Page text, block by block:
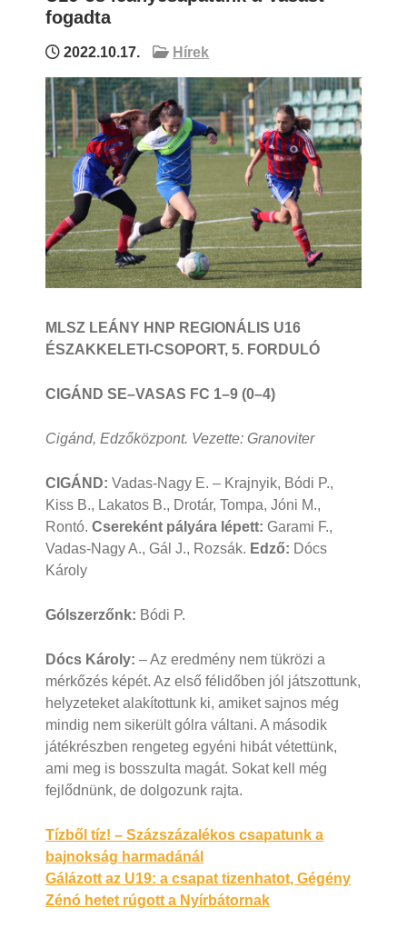
fogadta
2022.10.17. Hírek
MLSZ LEÁNY HNP REGIONÁLIS U16
ÉSZAKKELETI-CSOPORT, 5. FORDULÓ
CIGÁND SE–VASAS FC 1–9 (0–4)
Cigánd, Edzőközpont. Vezette: Granoviter
CIGÁND: Vadas-Nagy E. – Krajnyik, Bódi P.,
Kiss B., Lakatos B., Drotár, Tompa, Jóni M.,
Rontó. Csereként pályára lépett: Garami F.,
Vadas-Nagy A., Gál J., Rozsák. Edző: Dócs
Károly
Gólszerzőnk: Bódi P.
Dócs Károly: – Az eredmény nem tükrözi a
mérkőzés képét. Az első félidőben jól játszottunk,
helyzeteket alakítottunk ki, amiket sajnos még
mindig nem sikerült gólra váltani. A második
játékrészben rengeteg egyéni hibát vétettünk,
ami meg is bosszulta magát. Sokat kell még
fejlődnünk, de dolgozunk rajta.
Bejegyzés
navigáció
Tízből tíz! – Százszázalékos csapatunk a
bajnokság harmadánál
Gálázott az U19: a csapat tizenhatot, Gégény
Zénó hetet rúgott a Nyírbátornak